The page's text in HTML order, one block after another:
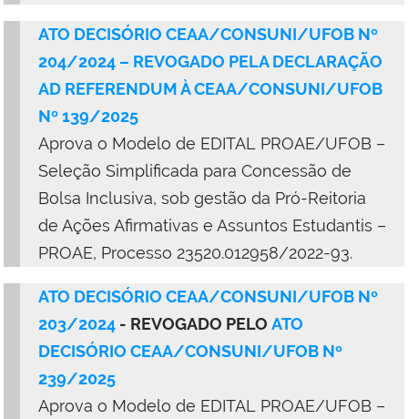
ATO DECISÓRIO CEAA/CONSUNI/UFOB Nº
204/2024 – REVOGADO PELA DECLARAÇÃO
AD REFERENDUM À CEAA/CONSUNI/UFOB
Nº 139/2025
Aprova o Modelo de EDITAL PROAE/UFOB –
Seleção Simplificada para Concessão de
Bolsa Inclusiva, sob gestão da Pró-Reitoria
de Ações Afirmativas e Assuntos Estudantis –
PROAE, Processo 23520.012958/2022-93.
ATO DECISÓRIO CEAA/CONSUNI/UFOB Nº
203/2024 - REVOGADO PELO ATO
DECISÓRIO CEAA/CONSUNI/UFOB Nº
239/2025
Aprova o Modelo de EDITAL PROAE/UFOB –